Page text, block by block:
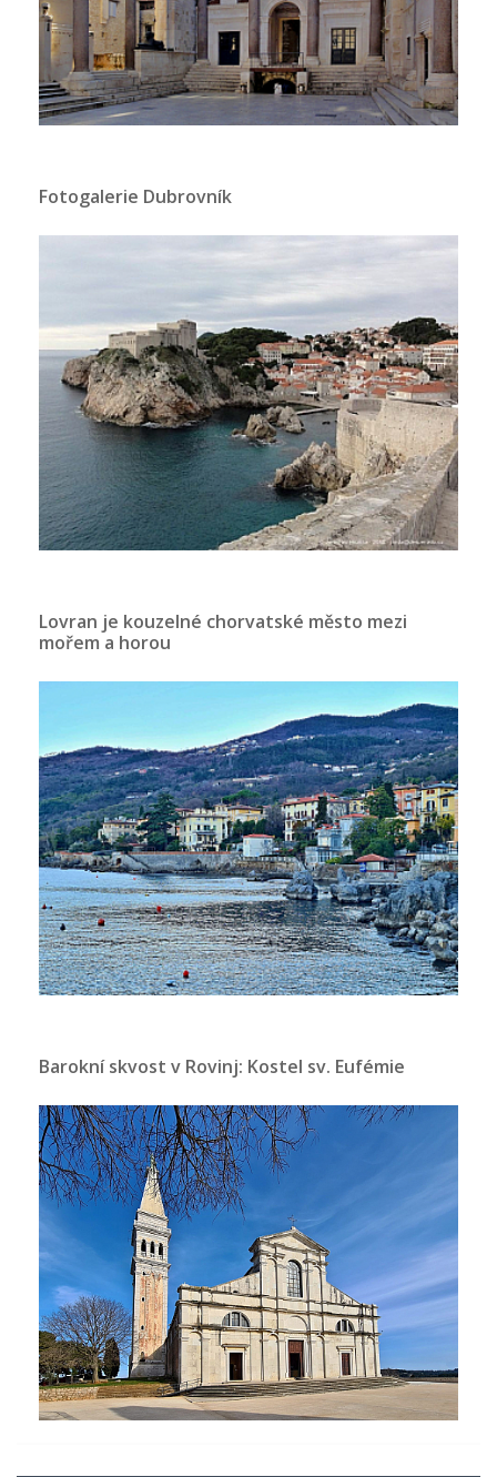
Fotogalerie Dubrovník
Lovran je kouzelné chorvatské město mezi
mořem a horou
Barokní skvost v Rovinj: Kostel sv. Eufémie